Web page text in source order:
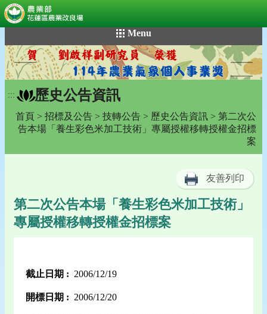
到
主
要
內
容
Menu
::: 歷史公告資訊
首頁 > 招標及公告 > 技轉公告 > 歷史公告資訊 > 第二次公
告本場「養生彩色米加工技術」專屬授權移轉授權金招標
案
友善列印
第二次公告本場「養生彩色米加工技術」
專屬授權移轉授權金招標案
截止日期 : 2006/12/19
開標日期 : 2006/12/20